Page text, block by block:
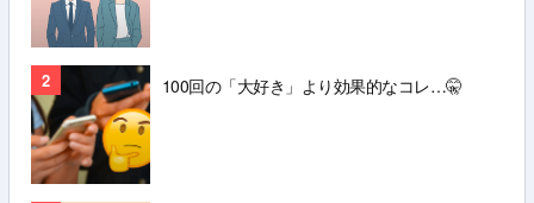
2 100回の「大好き」より効果的なコレ…🤫